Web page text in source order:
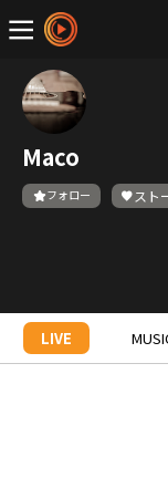
Maco
フォロー スト
LIVE